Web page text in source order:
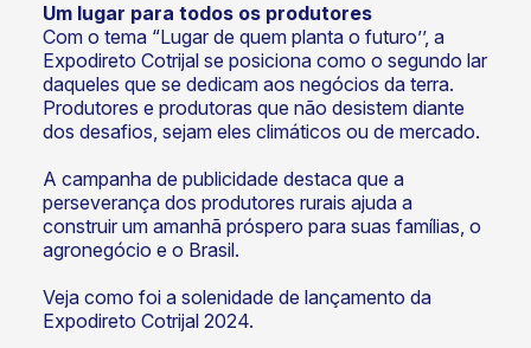
Um lugar para todos os produtores
Com o tema “Lugar de quem planta o futuro’’, a
Expodireto Cotrijal se posiciona como o segundo lar
daqueles que se dedicam aos negócios da terra.
Produtores e produtoras que não desistem diante
dos desafios, sejam eles climáticos ou de mercado.
A campanha de publicidade destaca que a
perseverança dos produtores rurais ajuda a
construir um amanhã próspero para suas famílias, o
agronegócio e o Brasil.
Veja como foi a solenidade de lançamento da
Expodireto Cotrijal 2024.